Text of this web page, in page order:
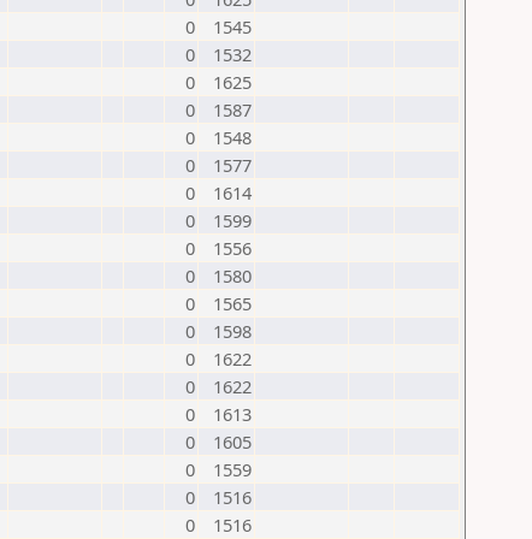
0
1545
0
1532
0
1625
0
1587
0
1548
0
1577
0
1614
0
1599
0
1556
0
1580
0
1565
0
1598
0
1622
0
1622
0
1613
0
1605
0
1559
0
1516
0
1516